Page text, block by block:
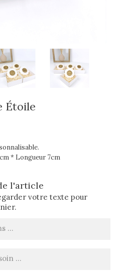
Étoile
* Longueur 7cm
l'article
votre texte pour